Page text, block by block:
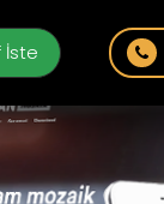
İste